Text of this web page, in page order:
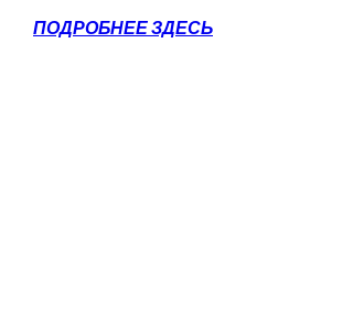
ПОДРОБНЕЕ ЗДЕСЬ